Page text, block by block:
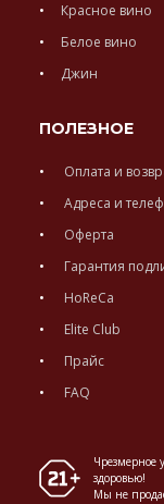
Красное вино
Белое вино
Джин
ПОЛЕЗНОЕ
Оплата и
Адреса и
Оферта
Гарантия
HoReCa
Elite Club
Прайс
FAQ
Чрезмерное
здоровью!
Мы не